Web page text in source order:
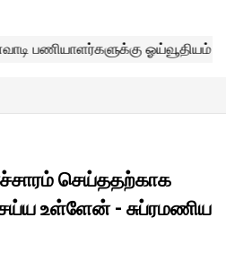
செய்ததற்காக
உள்ளேன் - சுப்ரமணிய